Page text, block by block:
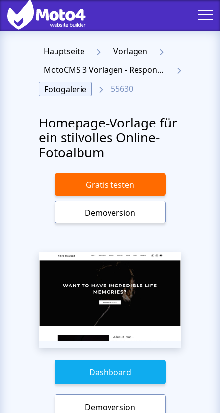
Hauptseite
Vorlagen
MotoCMS 3 Vorlagen - Responsive Templates für Website
Fotogalerie
55630
Homepage-Vorlage für
ein stilvolles Online-
Fotoalbum
Gratis testen
Demoversion
Dashboard
Demoversion